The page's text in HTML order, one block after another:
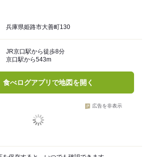
兵庫県姫路市大善町130
JR京口駅から徒歩8分
京口駅から543m
食べログアプリで地図を開く
広告を非表示